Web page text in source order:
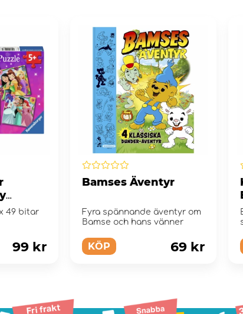
Bitar
49 bitar
99 kr
Bamses Äventyr
Fyra spännande äventyr om
Bamse och hans vänner
KÖP 69 kr